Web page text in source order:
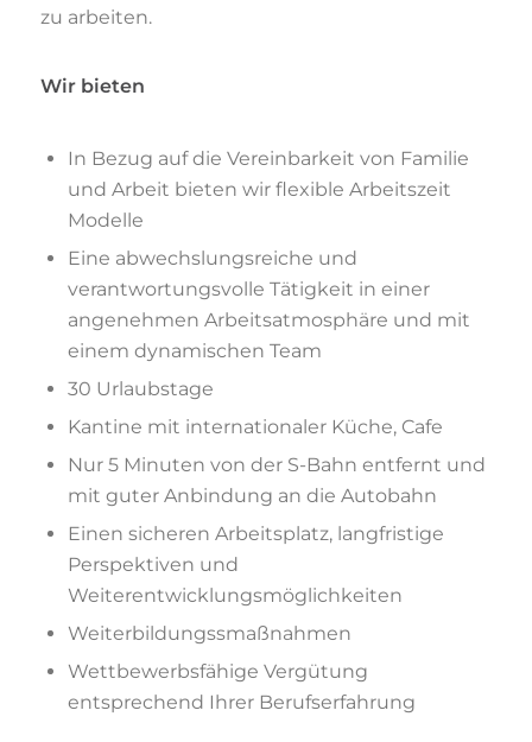
zu arbeiten.
Wir bieten
In Bezug auf die Vereinbarkeit von Familie
und Arbeit bieten wir flexible Arbeitszeit
Modelle
Eine abwechslungsreiche und
verantwortungsvolle Tätigkeit in einer
angenehmen Arbeitsatmosphäre und mit
einem dynamischen Team
30 Urlaubstage
Kantine mit internationaler Küche, Cafe
Nur 5 Minuten von der S-Bahn entfernt und
mit guter Anbindung an die Autobahn
Einen sicheren Arbeitsplatz, langfristige
Perspektiven und
Weiterentwicklungsmöglichkeiten
Weiterbildungssmaßnahmen
Wettbewerbsfähige Vergütung
entsprechend Ihrer Berufserfahrung